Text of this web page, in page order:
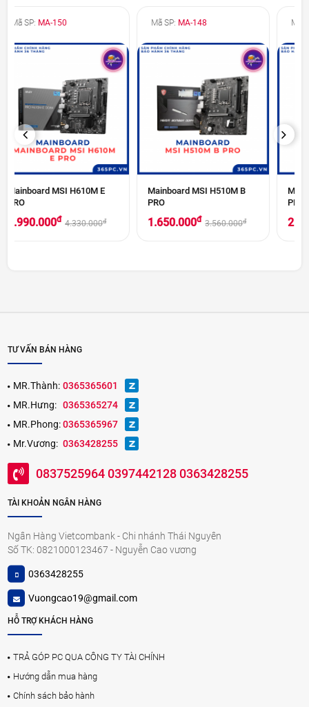
PREVIOUS
Mã SP:MA-148
Mainboard MSI H510M B
1.650.000đ 3.560.000
Mã SP:MA-147
Mainboard MSI B760M-P
2.290.000đ 4.550.000
NEXT
TƯ VẤN BÁN HÀNG
MR.Thành: 0365365601
MR.Hưng: 0365365274
MR.Phong: 0365365967
Mr.Vương: 0363428255
0837525964 0397442128 0363428255
TÀI KHOẢN NGÂN HÀNG
Ngân Hàng Vietcombank - Chi nhánh Thái Nguyên
Số TK: 0821000123467 - Nguyễn Cao vương
0363428255
Vuongcao19@gmail.com
HỖ TRỢ KHÁCH HÀNG
TRẢ GÓP PC QUA CÔNG TY TÀI CHÍNH
Hướng dẫn mua hàng
Chính sách bảo hành